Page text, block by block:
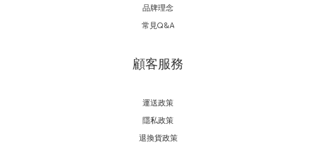
品牌理念
常見Q&A
顧客服務
運送政策
隱私政策
退換貨政策